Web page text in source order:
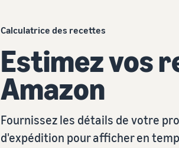
Calculatrice des recettes
Estimez vos
Amazon
Fournissez les détails de votre
d'expédition pour afficher en